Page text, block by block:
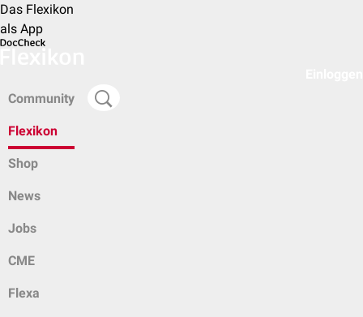
Das Flexikon
als App
Community
Flexikon
Shop
News
Jobs
CME
Flexa